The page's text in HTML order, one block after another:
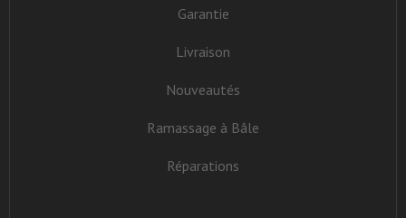
Garantie
Livraison
Nouveautés
Ramassage à Bâle
Réparations